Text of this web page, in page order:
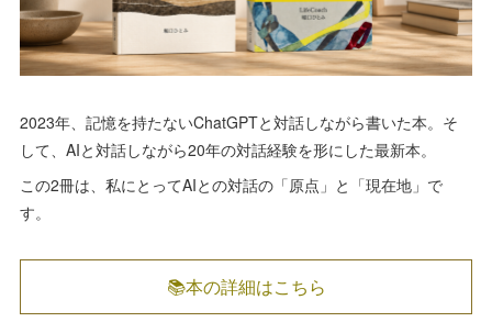
2023年、記憶を持たないChatGPTと対話しながら書いた本。そ
して、AIと対話しながら20年の対話経験を形にした最新本。
この2冊は、私にとってAIとの対話の「原点」と「現在地」で
す。
📚本の詳細はこちら